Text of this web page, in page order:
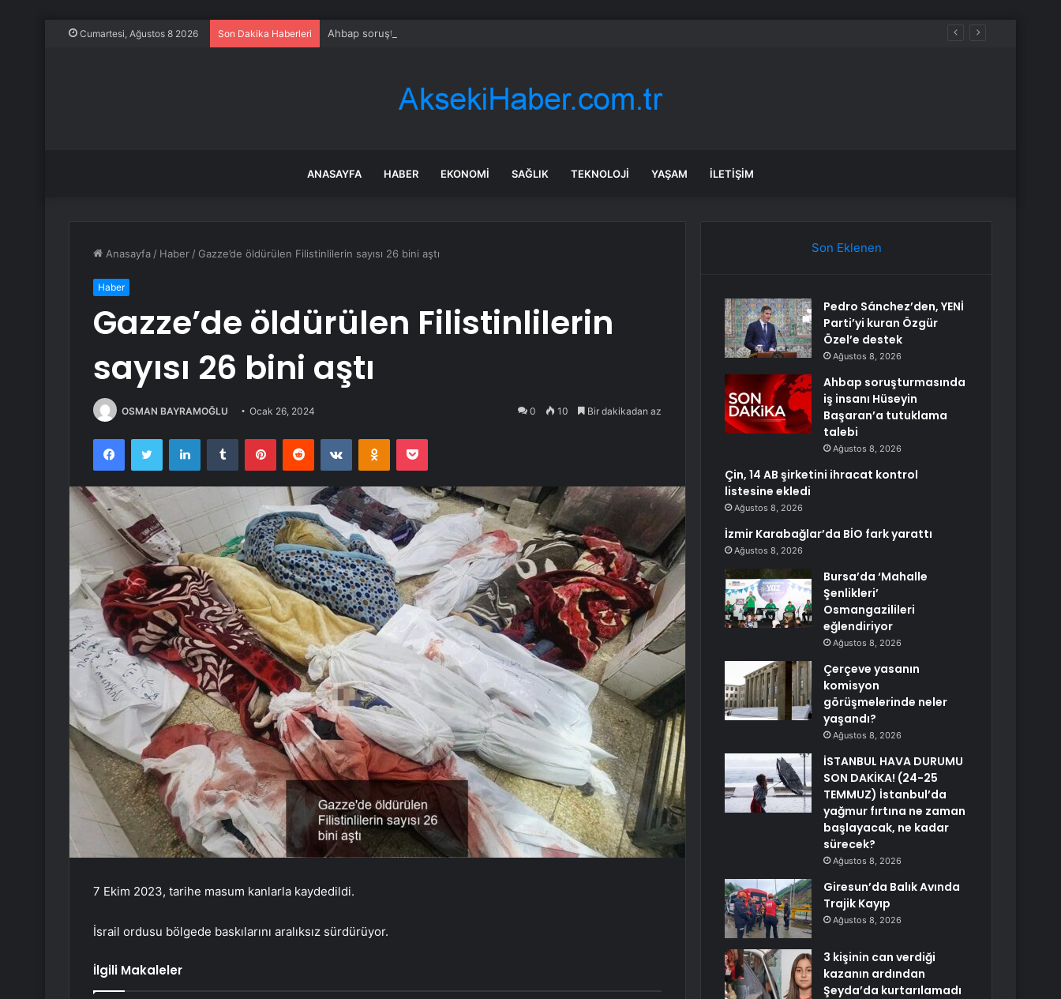
Cumartesi, Ağustos 8 2026 Son Dakika Haberleri Ahbap soruşturmasında iş insanı Hüseyin Başaran’a tutuklama talebi
ANASAYFA HABER EKONOMI SAĞLIK TEKNOLOJI YAŞAM İLETIŞIM
Anasayfa / Haber / Gazze’de öldürülen Filistinlilerin sayısı 26 bini aştı
Haber
Gazze’de öldürülen Filistinlilerin
sayısı 26 bini aştı
OSMAN BAYRAMOĞLU Ocak 26, 2024 0 10 Bir dakikadan az
FacebookTwitter LinkedInTumblr PinterestReddit VKontakteOdnoklassniki
Pocket
7 Ekim 2023, tarihe masum kanlarla kaydedildi.
İsrail ordusu bölgede baskılarını aralıksız sürdürüyor.
İlgili Makaleler
Son Eklenen
Pedro Sánchez’den, YENİ
Parti’yi kuran Özgür
Özel’e destek
Ağustos 8, 2026
Ahbap soruşturmasında
iş insanı Hüseyin
Başaran’a tutuklama
talebi
Ağustos 8, 2026
Çin, 14 AB şirketini ihracat kontrol
listesine ekledi
Ağustos 8, 2026
İzmir Karabağlar’da BİO fark yarattı
Ağustos 8, 2026
Bursa’da ‘Mahalle
Şenlikleri’
Osmangazilileri
eğlendiriyor
Ağustos 8, 2026
Çerçeve yasanın
komisyon
görüşmelerinde neler
yaşandı?
Ağustos 8, 2026
İSTANBUL HAVA DURUMU
SON DAKİKA! (24-25
TEMMUZ) İstanbul’da
yağmur fırtına ne zaman
başlayacak, ne kadar
sürecek?
Ağustos 8, 2026
Giresun’da Balık Avında
Trajik Kayıp
Ağustos 8, 2026
3 kişinin can verdiği
kazanın ardından
Şeyda’da kurtarılamadı